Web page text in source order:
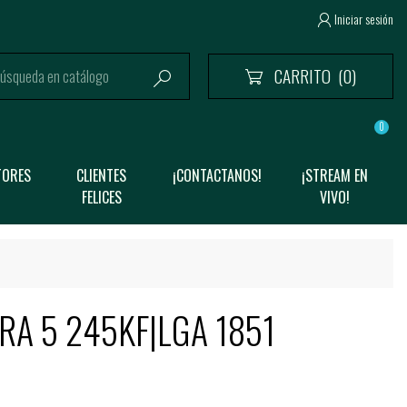
 Iniciar sesión
  CARRITO (0)
0
CLIENTES
FELICES
¡CONTACTANOS!
¡STREAM EN
VIVO!
5 245KF|LGA 1851